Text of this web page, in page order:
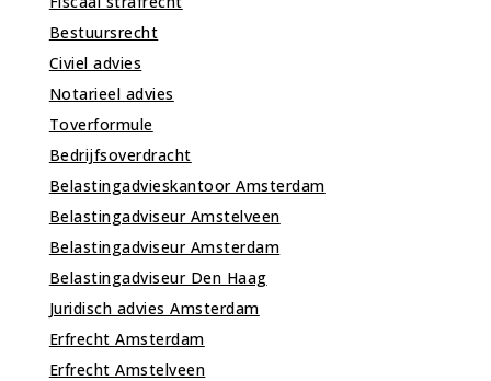
Bestuursrecht
Civiel advies
Notarieel advies
Toverformule
Bedrijfsoverdracht
Belastingadvieskantoor Amsterdam
Belastingadviseur Amstelveen
Belastingadviseur Amsterdam
Belastingadviseur Den Haag
Juridisch advies Amsterdam
Erfrecht Amsterdam
Erfrecht Amstelveen